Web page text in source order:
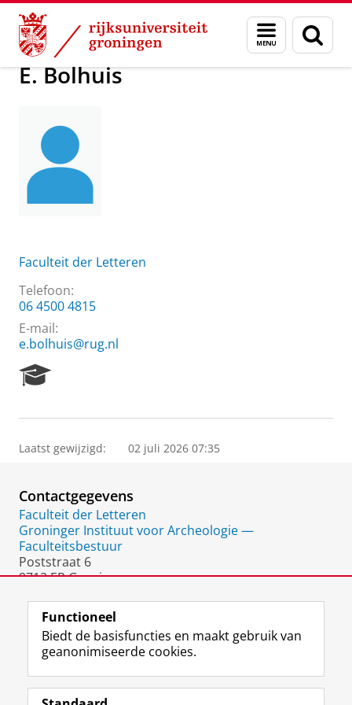
Skip
Content
Skip
Navigation
Menu
en
zoeken
Over ons E. Bolhuis
E. Bolhuis
Faculteit der Letteren
Telefoon:
06 4500 4815
E-mail:
e.bolhuis@rug.nl
e
r
P
o
r
t
a
l
Laatst gewijzigd: 02 juli 2026 07:35
Contactgegevens
Faculteit der Letteren
Groninger Instituut voor Archeologie —
Faculteitsbestuur
Poststraat 6
9712 ER Groningen
Volg de RUG
F
a
L
i
R
S
I
n
Y
o
Functioneel
Biedt de basisfuncties en maakt gebruik van
geanonimiseerde cookies.